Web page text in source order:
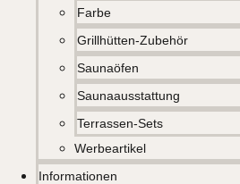
Farbe
Grillhütten-Zubehör
Saunaöfen
Saunaausstattung
Terrassen-Sets
Werbeartikel
Informationen